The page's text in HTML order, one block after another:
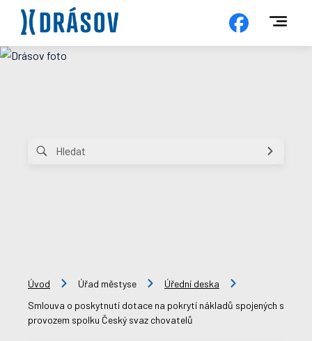
Úvod Úřad městyse
Úřední deska
Smlouva o poskytnutí dotace na pokrytí nákladů spojených s
provozem spolku Český svaz chovatelů